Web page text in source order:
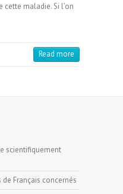
maladie. Si l’on
Read more
scientifiquement
Français concernés